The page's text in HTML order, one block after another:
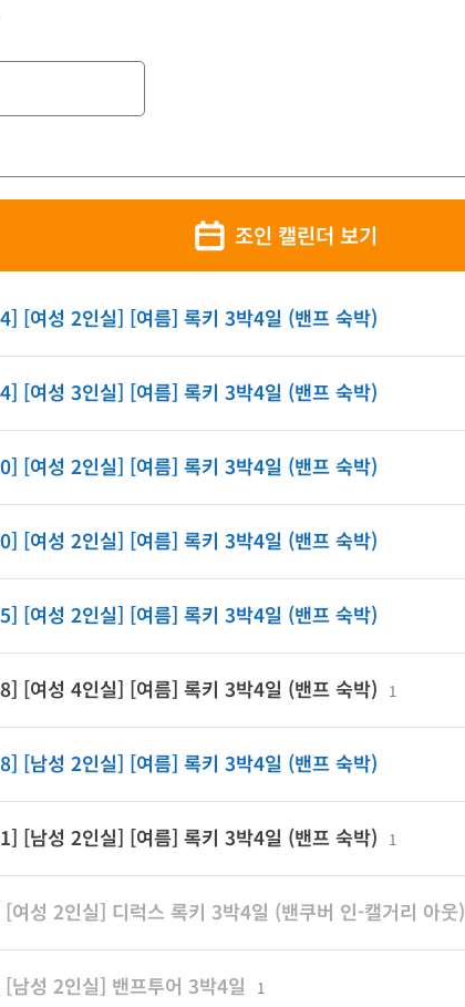
조인 캘린더 보기
[여성 2인실] [여름] 록키 3박4일 (밴프 숙박)
[여성 3인실] [여름] 록키 3박4일 (밴프 숙박)
[여성 2인실] [여름] 록키 3박4일 (밴프 숙박)
[여성 2인실] [여름] 록키 3박4일 (밴프 숙박)
[여성 2인실] [여름] 록키 3박4일 (밴프 숙박)
[여성 4인실] [여름] 록키 3박4일 (밴프 숙박) 1
[남성 2인실] [여름] 록키 3박4일 (밴프 숙박)
[남성 2인실] [여름] 록키 3박4일 (밴프 숙박) 1
성 2인실] 디럭스 록키 3박4일 (밴쿠버 인-캘거리 아웃)
성 2인실] 밴프투어 3박4일 1